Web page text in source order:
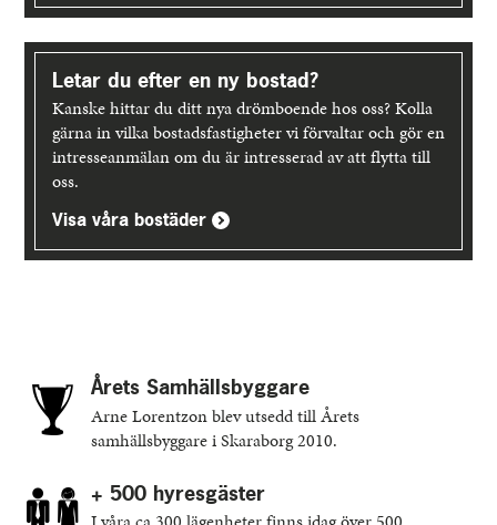
Letar du efter en ny bostad?
Kanske hittar du ditt nya drömboende hos oss? Kolla
gärna in vilka bostadsfastigheter vi förvaltar och gör en
intresseanmälan om du är intresserad av att flytta till
oss.
Visa våra bostäder
Årets Samhällsbyggare
Arne Lorentzon blev utsedd till Årets
samhällsbyggare i Skaraborg 2010.
+ 500 hyresgäster